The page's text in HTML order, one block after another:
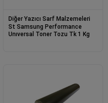
Diğer Yazıcı Sarf Malzemeleri
St Samsung Performance
Unıversal Toner Tozu Tk 1 Kg